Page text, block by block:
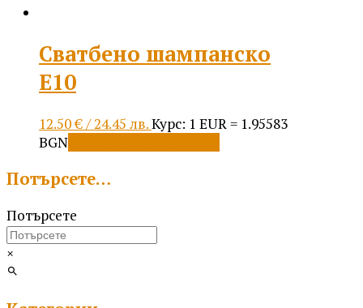
Сватбено шампанско
Е10
12.50€/ 24.45 лв.Курс: 1 EUR = 1.95583
BGN
Потърсете…
Потърсете
×